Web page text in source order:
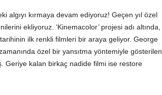
algıyı kırmaya devam ediyoruz! Geçen yıl özel
ekliyoruz. ‘Kinemacolor’ projesi adı altında,
ilk renkli filmleri bir araya geliyor. George
özel bir yansıtma yöntemiyle gösterilen
Geriye kalan birkaç nadide filmi ise restore